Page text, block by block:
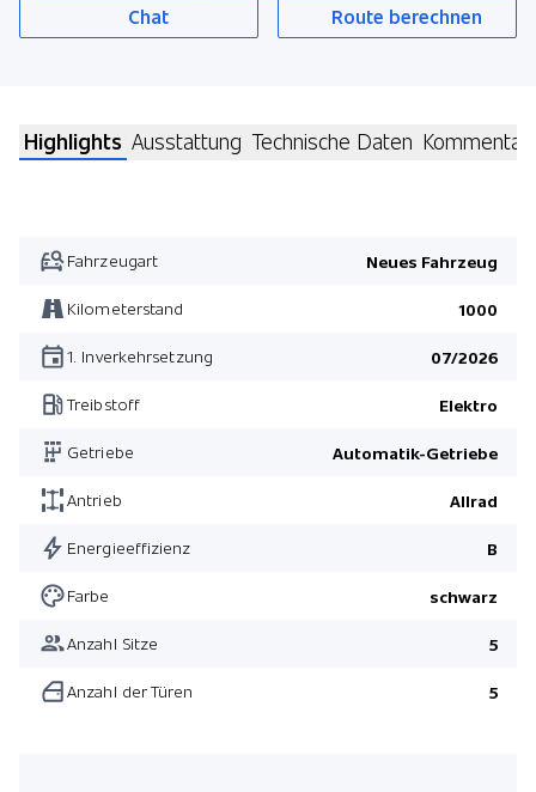
Chat Route berechnen
Highlights Ausstattung Technische Daten Kommentar
Fahrzeugart Neues Fahrzeug
Kilometerstand 1000
1. Inverkehrsetzung 07/2026
Treibstoff Elektro
Getriebe Automatik-Getriebe
Antrieb Allrad
Energieeffizienz B
Farbe schwarz
Anzahl Sitze 5
Anzahl der Türen 5